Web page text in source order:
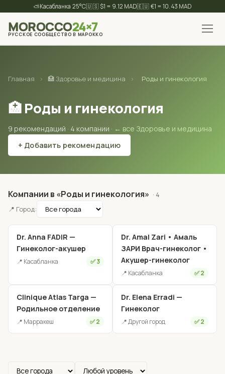
⛅ 25°C🇺🇸 $1 = 9.12 MAD🇪🇺 €1 = 10.43 MAD
MOROCCO24×7
РУССКОЕ СООБЩЕСТВО В МАРОККО
Главная › 🏥 Здоровье и медицина › Роды и гинекология
🏥 Роды и гинекология
9 рекомендаций · 4 компании · ← все Здоровье и медицина
+ Добавить рекомендацию
Компании в «Роды и гинекология» · 4
📍 Город:
Dr. Anna FADIR —
Гинеколог-акушер
📍 Касабланка ✅ 3
Dr. Amal Zari • Амаль
ЗАРИ Врач-гинеколог •
Акушер-гинеколог
📍 Касабланка ✅ 2
Clinique Atlas Targa —
Родильное отделение
📍 Марракеш ✅ 2
Dr. Elena Erradi —
Гинеколог
📍 Другой город ✅ 2